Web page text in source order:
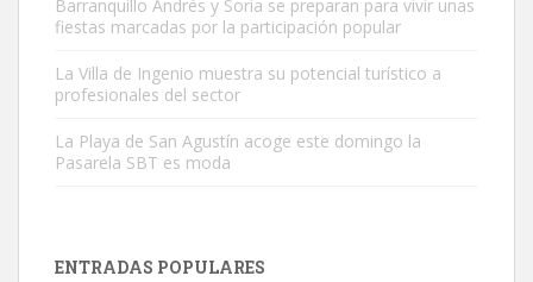
hembra, 4 años. Por motivos personales ...
Leales.org » Gran Canaria | 6.7.2025
Barranquillo Andrés y Soria se preparan para vivir unas
fiestas marcadas por la participación popular
La Villa de Ingenio muestra su potencial turístico a
profesionales del sector
La Playa de San Agustín acoge este domingo la
Pasarela SBT es moda
ENTRADAS POPULARES